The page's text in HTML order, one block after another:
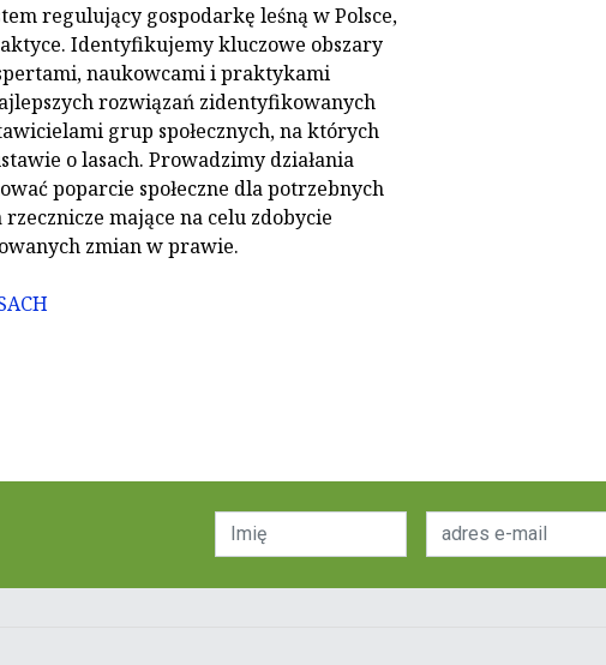
regulujący gospodarkę leśną w Polsce,
Identyfikujemy kluczowe obszary
naukowcami i praktykami
rozwiązań zidentyfikowanych
grup społecznych, na których
o lasach. Prowadzimy działania
poparcie społeczne dla potrzebnych
mające na celu zdobycie
zmian w prawie.